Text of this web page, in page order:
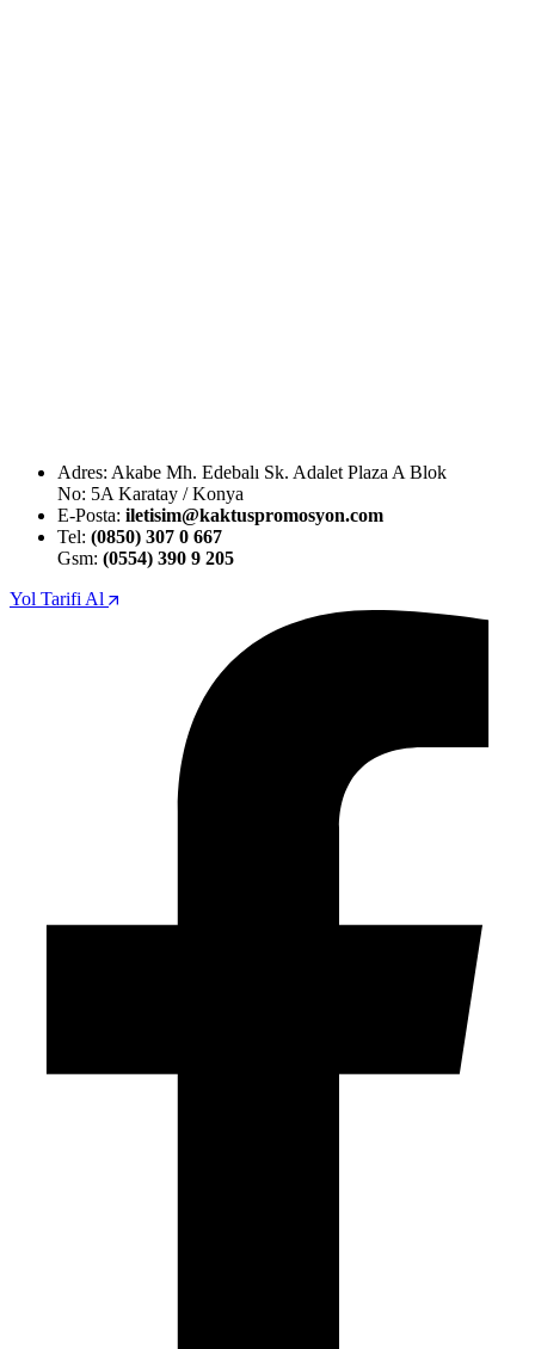
Adres: Akabe Mh. Edebalı Sk. Adalet Plaza A Blok
No: 5A Karatay / Konya
E-Posta: iletisim@kaktuspromosyon.com
Tel: (0850) 307 0 667
Gsm: (0554) 390 9 205
Yol Tarifi Al